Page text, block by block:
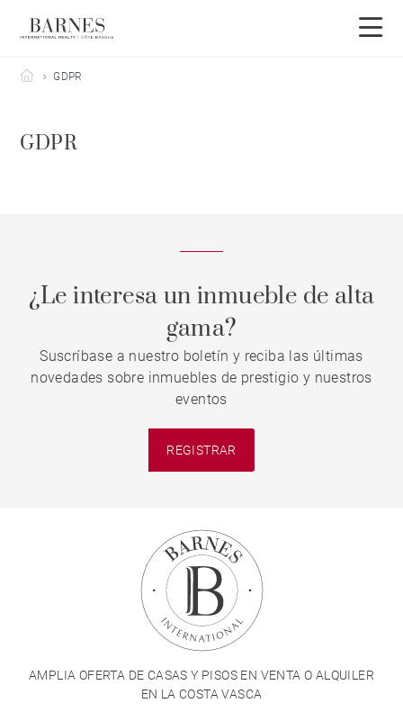
Barnes Côte Basque
GDPR
GDPR
¿Le interesa un inmueble de alta
gama?
Suscríbase a nuestro boletín y reciba las últimas
novedades sobre inmuebles de prestigio y nuestros
eventos
REGISTRAR
AMPLIA OFERTA DE CASAS Y PISOS EN VENTA O ALQUILER
EN LA COSTA VASCA